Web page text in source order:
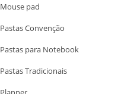
Mouse pad
Pastas Convenção
Pastas para Notebook
Pastas Tradicionais